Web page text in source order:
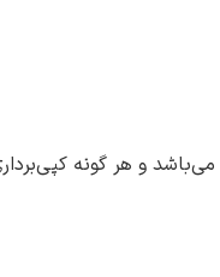
می‌باشد و هر گونه